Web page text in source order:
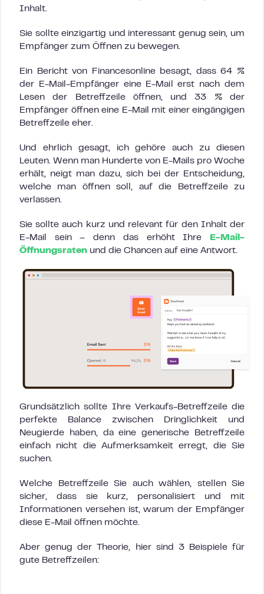
Inhalt.
Sie sollte einzigartig und interessant genug sein, um
Empfänger zum Öffnen zu bewegen.
Ein Bericht von Financesonline besagt, dass 64 %
der E-Mail-Empfänger eine E-Mail erst nach dem
Lesen der Betreffzeile öffnen, und 33 % der
Empfänger öffnen eine E-Mail mit einer eingängigen
Betreffzeile eher.
Und ehrlich gesagt, ich gehöre auch zu diesen
Leuten. Wenn man Hunderte von E-Mails pro Woche
erhält, neigt man dazu, sich bei der Entscheidung,
welche man öffnen soll, auf die Betreffzeile zu
verlassen.
Sie sollte auch kurz und relevant für den Inhalt der
E-Mail sein – denn das erhöht Ihre
E-Mail-
Öffnungsraten und die Chancen auf eine Antwort.
Grundsätzlich sollte Ihre Verkaufs-Betreffzeile die
perfekte Balance zwischen Dringlichkeit und
Neugierde haben, da eine generische Betreffzeile
einfach nicht die Aufmerksamkeit erregt, die Sie
suchen.
Welche Betreffzeile Sie auch wählen, stellen Sie
sicher, dass sie kurz, personalisiert und mit
Informationen versehen ist, warum der Empfänger
diese E-Mail öffnen möchte.
Aber genug der Theorie, hier sind 3 Beispiele für
gute Betreffzeilen: